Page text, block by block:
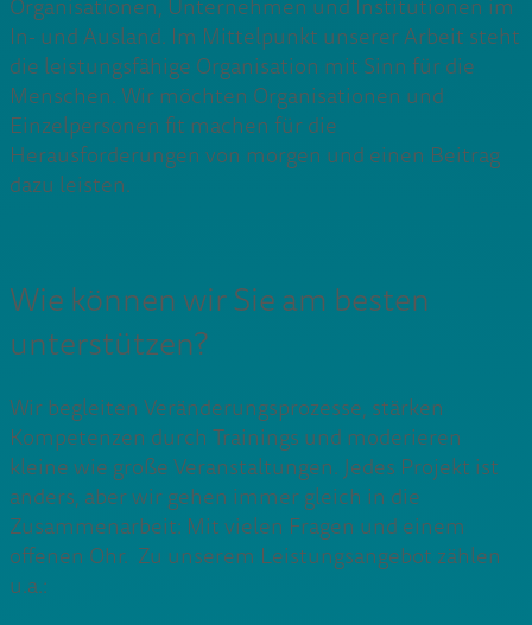
Organisationen, Unternehmen und Institutionen im
In- und Ausland. Im Mittelpunkt unserer Arbeit steht
die leistungsfähige Organisation mit Sinn für die
Menschen. Wir möchten Organisationen und
Einzelpersonen fit machen für die
Herausforderungen von morgen und einen Beitrag
dazu leisten.
Wie können wir Sie am besten
unterstützen?
Wir begleiten Veränderungsprozesse, stärken
Kompetenzen durch Trainings und moderieren
kleine wie große Veranstaltungen. Jedes Projekt ist
anders, aber wir gehen immer gleich in die
Zusammenarbeit: Mit vielen Fragen und einem
offenen Ohr. Zu unserem Leistungsangebot zählen
u.a.: